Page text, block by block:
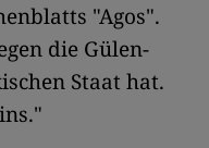
"Agos".
die Gülen-
Staat hat.